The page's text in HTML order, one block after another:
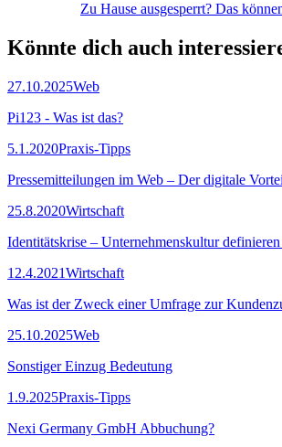
Zu Hause ausgesperrt? Das
Könnte dich auch
27.10.2025Web
Pi123 - Was ist das?
5.1.2020Praxis-Tipps
Pressemitteilungen im Web – Der digitale
25.8.2020Wirtschaft
Identitätskrise – Unternehmenskultur
12.4.2021Wirtschaft
Was ist der Zweck einer Umfrage zur
25.10.2025Web
Sonstiger Einzug Bedeutung
1.9.2025Praxis-Tipps
Nexi Germany GmbH Abbuchung?